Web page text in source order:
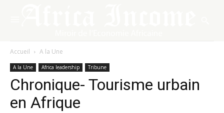
Accueil A la Une
A la Une Africa leadership Tribune
Chronique- Tourisme urbain
en Afrique